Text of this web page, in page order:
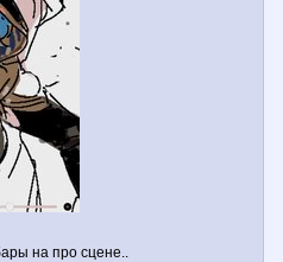
на про сцене..